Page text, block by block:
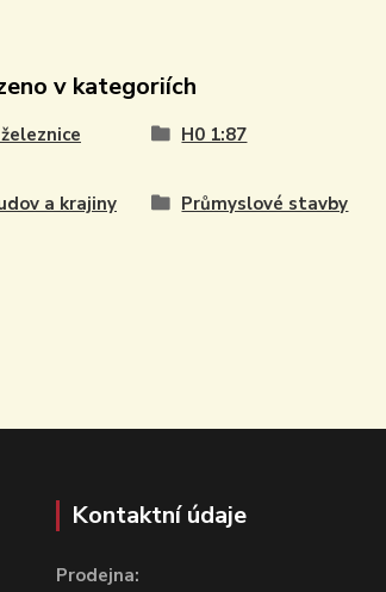
v kategoriích
H0 1:87
a krajiny Průmyslové stavby
Kontaktní údaje
Prodejna: